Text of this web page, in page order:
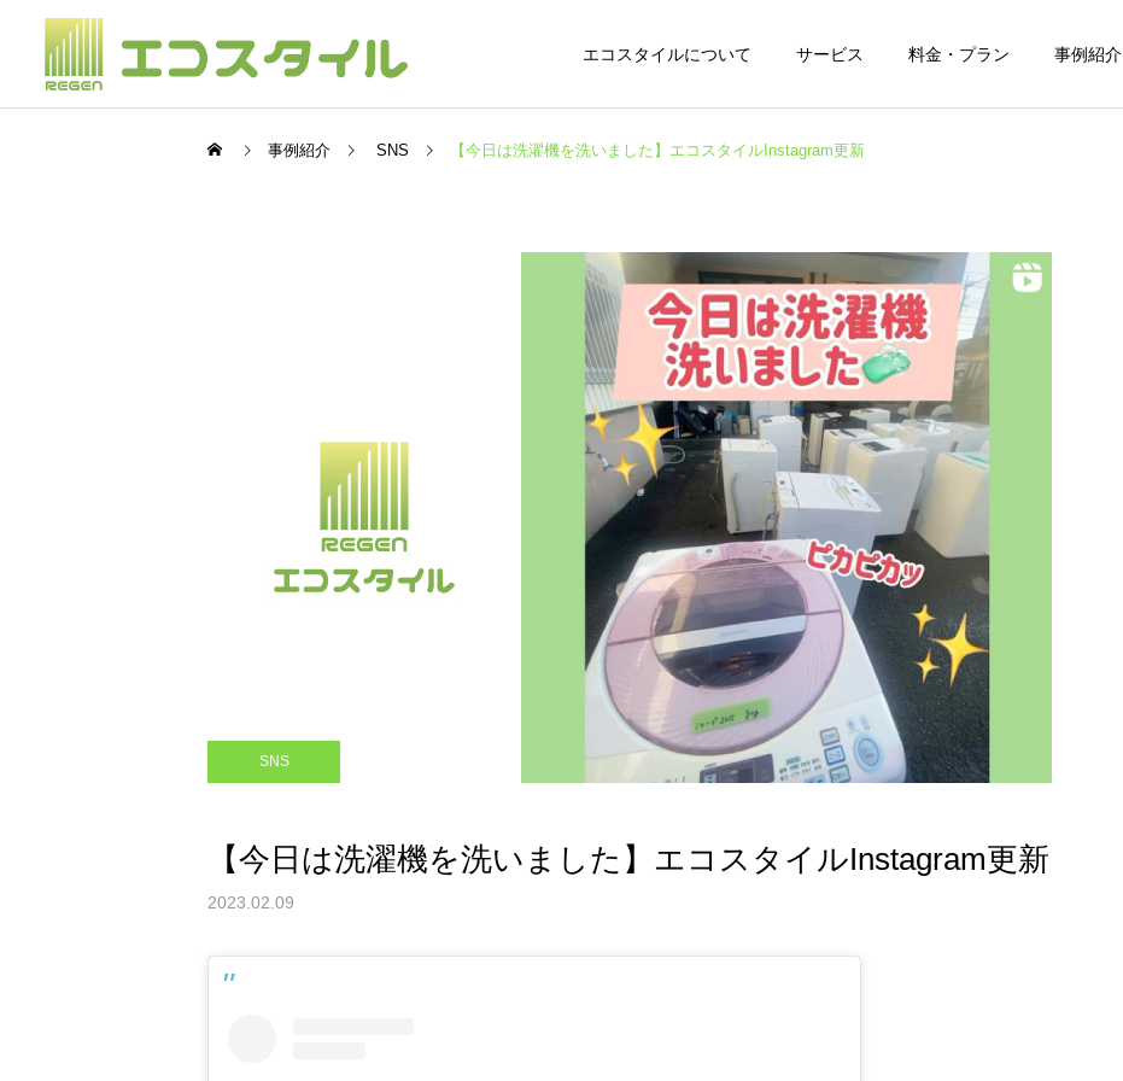
エコスタイルについて サービス 料金・プラン 事例紹介
遺品整理 空き家整理
SNS
【今年はNEWトラックも増
えました】エコスタイル
Instagram更新
BLOG
謹賀新年
事例紹介 SNS 【今日は洗濯機を洗いました】エコスタイルInstagram更新
SNS
【今日は洗濯機を洗いました】エコスタイルInstagram更新
2023.02.09